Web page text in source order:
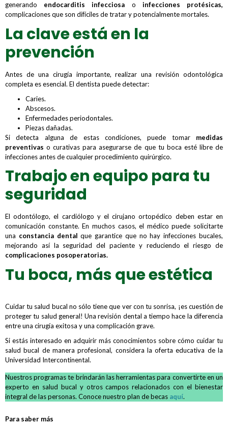
generando endocarditis infecciosa o infecciones protésicas,
complicaciones que son difíciles de tratar y potencialmente mortales.
La clave está en la
prevención
Antes de una cirugía importante, realizar una revisión odontológica
completa es esencial. El dentista puede detectar:
Caries.
Abscesos.
Enfermedades periodontales.
Piezas dañadas.
Si detecta alguna de estas condiciones, puede tomar medidas
preventivas o curativas para asegurarse de que tu boca esté libre de
infecciones antes de cualquier procedimiento quirúrgico.
Trabajo en equipo para tu
seguridad
El odontólogo, el cardiólogo y el cirujano ortopédico deben estar en
comunicación constante. En muchos casos, el médico puede solicitarte
una constancia dental que garantice que no hay infecciones bucales,
mejorando así la seguridad del paciente y reduciendo el riesgo de
complicaciones posoperatorias.
Tu boca, más que estética
Cuidar tu salud bucal no sólo tiene que ver con tu sonrisa, ¡es cuestión de
proteger tu salud general! Una revisión dental a tiempo hace la diferencia
entre una cirugía exitosa y una complicación grave.
Si estás interesado en adquirir más conocimientos sobre cómo cuidar tu
salud bucal de manera profesional, considera la oferta educativa de la
Universidad Intercontinental.
Nuestros programas te brindarán las herramientas para convertirte en un
experto en salud bucal y otros campos relacionados con el bienestar
integral de las personas. Conoce nuestro plan de becas aquí.
Para saber más